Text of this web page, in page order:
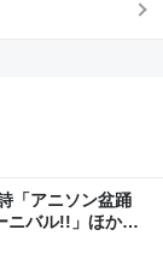
「アニソン盆踊
ニバル!!」ほか